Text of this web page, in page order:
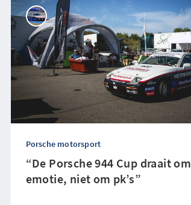
Porsche motorsport
“De Porsche 944 Cup draait om
emotie, niet om pk’s”